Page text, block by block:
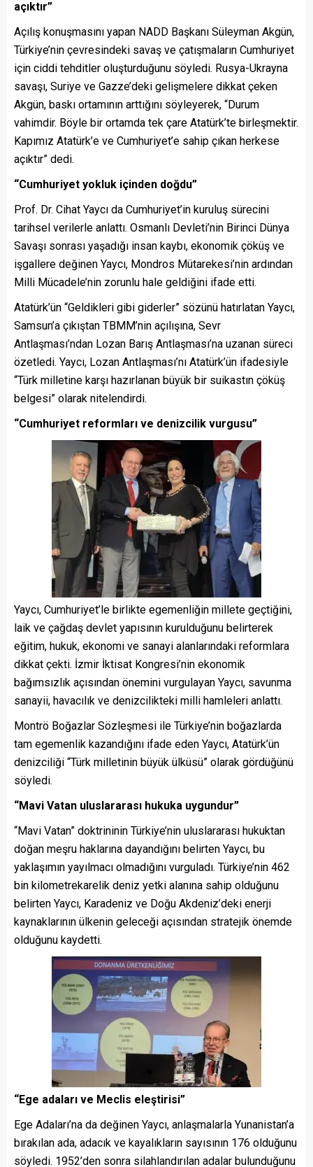
açıktır”
Açılış konuşmasını yapan NADD Başkanı Süleyman Akgün,
Türkiye’nin çevresindeki savaş ve çatışmaların Cumhuriyet
için ciddi tehditler oluşturduğunu söyledi. Rusya-Ukrayna
savaşı, Suriye ve Gazze’deki gelişmelere dikkat çeken
Akgün, baskı ortamının arttığını söyleyerek, “Durum
vahimdir. Böyle bir ortamda tek çare Atatürk’te birleşmektir.
Kapımız Atatürk’e ve Cumhuriyet’e sahip çıkan herkese
açıktır” dedi.
“Cumhuriyet yokluk içinden doğdu”
Prof. Dr. Cihat Yaycı da Cumhuriyet’in kuruluş sürecini
tarihsel verilerle anlattı. Osmanlı Devleti’nin Birinci Dünya
Savaşı sonrası yaşadığı insan kaybı, ekonomik çöküş ve
işgallere değinen Yaycı, Mondros Mütarekesi’nin ardından
Milli Mücadele’nin zorunlu hale geldiğini ifade etti.
Atatürk’ün “Geldikleri gibi giderler” sözünü hatırlatan Yaycı,
Samsun’a çıkıştan TBMM’nin açılışına, Sevr
Antlaşması’ndan Lozan Barış Antlaşması’na uzanan süreci
özetledi. Yaycı, Lozan Antlaşması’nı Atatürk’ün ifadesiyle
“Türk milletine karşı hazırlanan büyük bir suikastın çöküş
belgesi” olarak nitelendirdi.
“Cumhuriyet reformları ve denizcilik vurgusu”
Yaycı, Cumhuriyet’le birlikte egemenliğin millete geçtiğini,
laik ve çağdaş devlet yapısının kurulduğunu belirterek
eğitim, hukuk, ekonomi ve sanayi alanlarındaki reformlara
dikkat çekti. İzmir İktisat Kongresi’nin ekonomik
bağımsızlık açısından önemini vurgulayan Yaycı, savunma
sanayii, havacılık ve denizcilikteki milli hamleleri anlattı.
Montrö Boğazlar Sözleşmesi ile Türkiye’nin boğazlarda
tam egemenlik kazandığını ifade eden Yaycı, Atatürk’ün
denizciliği “Türk milletinin büyük ülküsü” olarak gördüğünü
söyledi.
“Mavi Vatan uluslararası hukuka uygundur”
“Mavi Vatan” doktrininin Türkiye’nin uluslararası hukuktan
doğan meşru haklarına dayandığını belirten Yaycı, bu
yaklaşımın yayılmacı olmadığını vurguladı. Türkiye’nin 462
bin kilometrekarelik deniz yetki alanına sahip olduğunu
belirten Yaycı, Karadeniz ve Doğu Akdeniz’deki enerji
kaynaklarının ülkenin geleceği açısından stratejik önemde
olduğunu kaydetti.
“Ege adaları ve Meclis eleştirisi”
Ege Adaları’na da değinen Yaycı, anlaşmalarla Yunanistan’a
bırakılan ada, adacık ve kayalıkların sayısının 176 olduğunu
söyledi. 1952’den sonra silahlandırılan adalar bulunduğunu